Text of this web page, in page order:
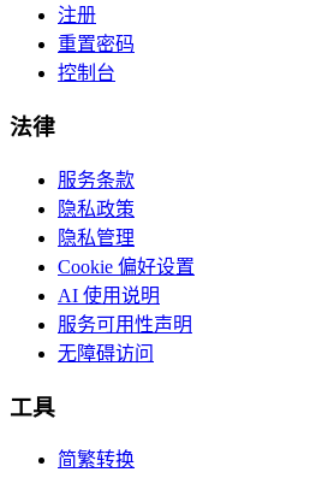
注册
重置密码
控制台
法律
服务条款
隐私政策
隐私管理
Cookie 偏好设置
AI 使用说明
服务可用性声明
无障碍访问
工具
简繁转换